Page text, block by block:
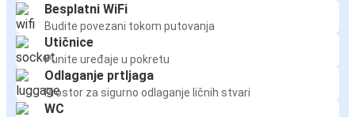
Besplatni WiFi
Budite povezani tokom putovanja
Utičnice
Punite uređaje u pokretu
Odlaganje prtljaga
Prostor za sigurno odlaganje ličnih stvari
WC